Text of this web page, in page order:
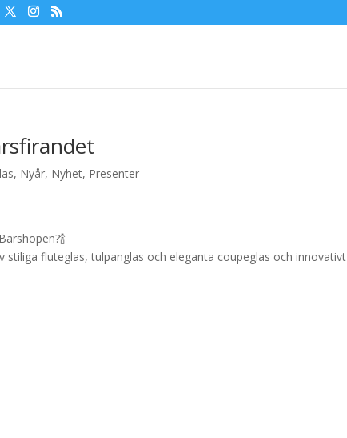
, Nyår, Nyhet, Presenter
🍾
fluteglas, tulpanglas och eleganta coupeglas och innovativt